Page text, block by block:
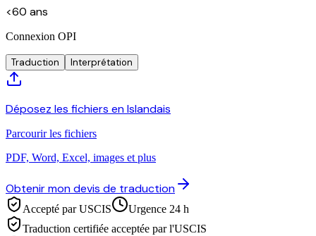
<60 ans
Connexion OPI
Traduction Interprétation
Déposez les fichiers en Islandais
Parcourir les fichiers
PDF, Word, Excel, images et plus
Obtenir mon devis de traduction
Accepté par USCIS
Urgence 24 h
Traduction certifiée acceptée par l'USCIS